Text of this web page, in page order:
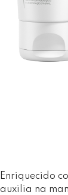
Enriquecido
auxilia na